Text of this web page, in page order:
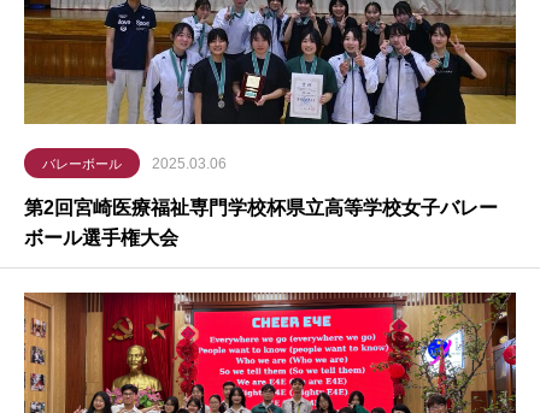
バレーボール 2025.03.06
第2回宮崎医療福祉専門学校杯県立高等学校女子バレー
ボール選手権大会